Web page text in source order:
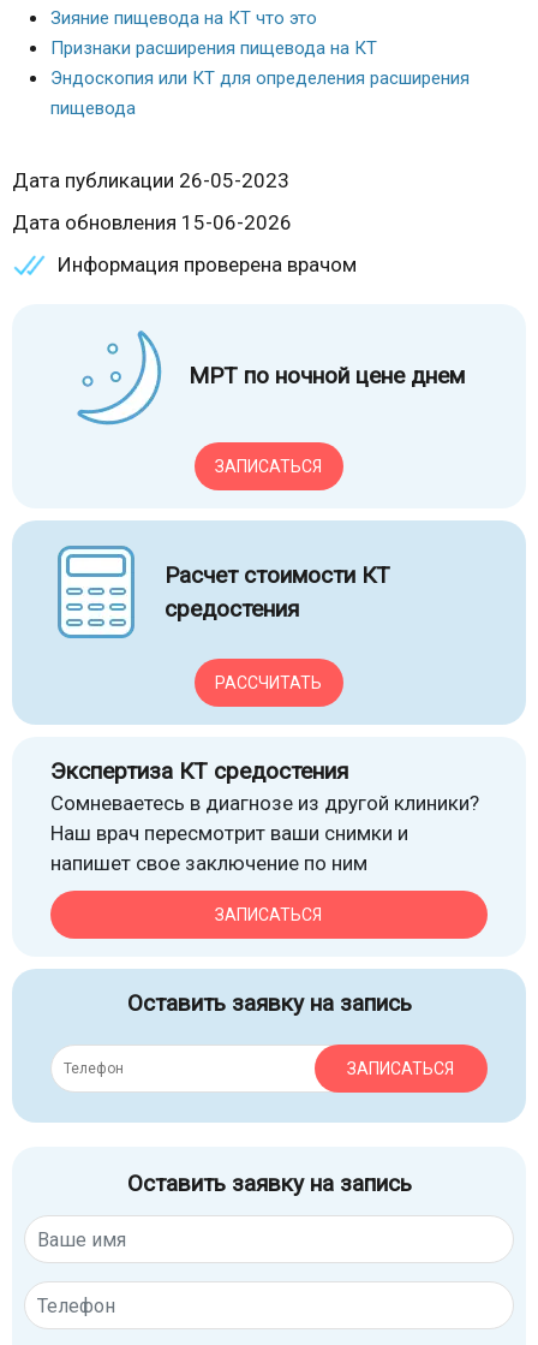
Зияние пищевода на КТ что это
Признаки расширения пищевода на КТ
Эндоскопия или КТ для определения расширения
пищевода
Дата публикации 26-05-2023
Дата обновления 15-06-2026
Информация проверена врачом
МРТ по ночной цене днем
ЗАПИСАТЬСЯ
Расчет стоимости КТ
средостения
РАССЧИТАТЬ
Экспертиза КТ средостения
Сомневаетесь в диагнозе из другой клиники?
Наш врач пересмотрит ваши снимки и
напишет свое заключение по ним
ЗАПИСАТЬСЯ
Оставить заявку на запись
ЗАПИСАТЬСЯ
Оставить заявку на запись